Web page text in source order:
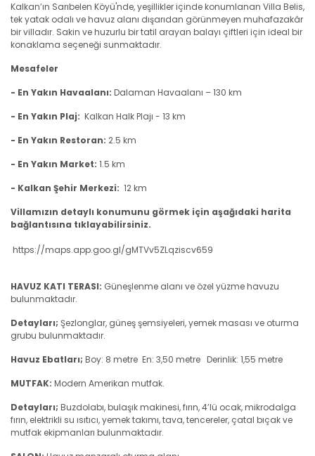
Kalkan’ın Sarıbelen Köyü'nde, yeşillikler içinde konumlanan Villa Belis,
tek yatak odalı ve havuz alanı dışarıdan görünmeyen muhafazakâr
bir villadır. Sakin ve huzurlu bir tatil arayan balayı çiftleri için ideal bir
konaklama seçeneği sunmaktadır.
Mesafeler
- En Yakın Havaalanı: Dalaman Havaalanı – 130 km
- En Yakın Plaj: Kalkan HalkPlajı - 13 km
- En Yakın Restoran: 2.5 km
- En Yakın Market: 1.5 km
- Kalkan Şehir Merkezi: 12 km
Villamızın detaylı konumunu görmek için aşağıdaki harita
bağlantısına tıklayabilirsiniz.
https://maps.app.goo.gl/gMTVv5ZLqziscv659
HAVUZ KATI TERASI: Güneşlenme alanı ve özel yüzme havuzu
bulunmaktadır.
Detayları; Şezlonglar, güneş şemsiyeleri, yemek masası ve oturma
grubu bulunmaktadır.
Havuz Ebatları; Boy: 8 metre En: 3,50 metre Derinlik: 1,55 metre
MUTFAK: Modern Amerikan mutfak.
Detayları; Buzdolabı, bulaşık makinesi, fırın, 4’lü ocak, mikrodalga
fırın, elektrikli su ısıtıcı, yemek takımı, tava, tencereler, çatal bıçak ve
mutfak ekipmanları bulunmaktadır.